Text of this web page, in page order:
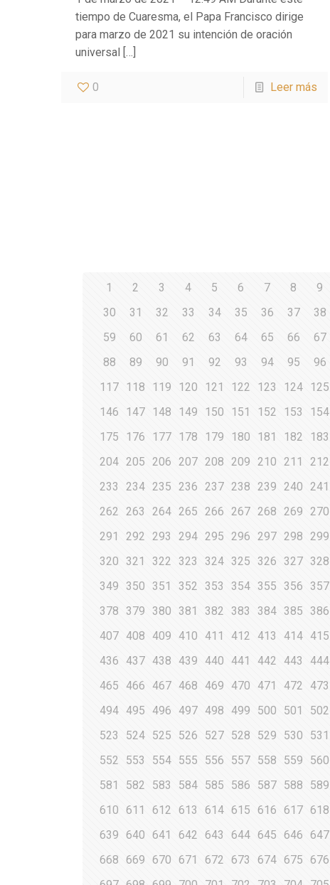
tiempo de Cuaresma, el Papa Francisco dirige
para marzo de 2021 su intención de oración
universal […]
0 Leer más
1 2 3 4 5 6 7 8 9
30
31 32 33 34 35 36 37 38
59
60 61 62 63 64 65 66 67
88
89 90 91 92 93 94 95 96
117 118 119 120 121 122 123 124 125
146
147 148 149 150 151 152 153 154
175
176 177 178 179 180 181 182 183
204 205 206 207 208 209 210 211 212
233
234 235 236 237 238 239 240 241
262
263 264 265 266 267 268 269 270
291
292 293 294 295 296 297 298 299
320
321 322 323 324 325 326 327 328
349
350 351 352 353 354 355 356 357
378
379 380 381 382 383 384 385 386
407 408 409 410 411 412 413 414 415
436
437 438 439 440 441 442 443 444
465
466 467 468 469 470 471 472 473
494 495 496 497 498 499 500 501 502
523
524 525 526 527 528 529 530 531
552
553 554 555 556 557 558 559 560
581
582 583 584 585 586 587 588 589
610
611 612 613 614 615 616 617 618
639
640 641 642 643 644 645 646 647
668
669 670 671 672 673 674 675 676